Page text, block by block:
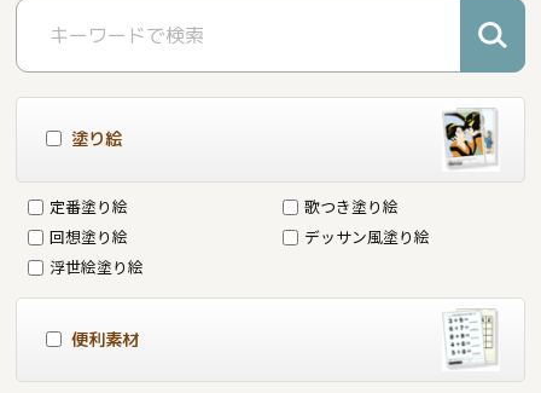
塗り絵
定番塗り絵
歌つき塗り絵
回想塗り絵
デッサン風塗り絵
浮世絵塗り絵
便利素材